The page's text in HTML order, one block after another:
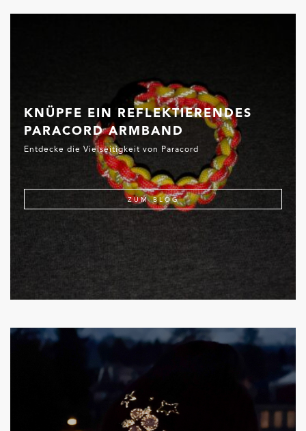
KNÜPFE EIN REFLEKTIERENDES
PARACORD ARMBAND
Entdecke die Vielseitigkeit von Paracord
ZUM BLOG